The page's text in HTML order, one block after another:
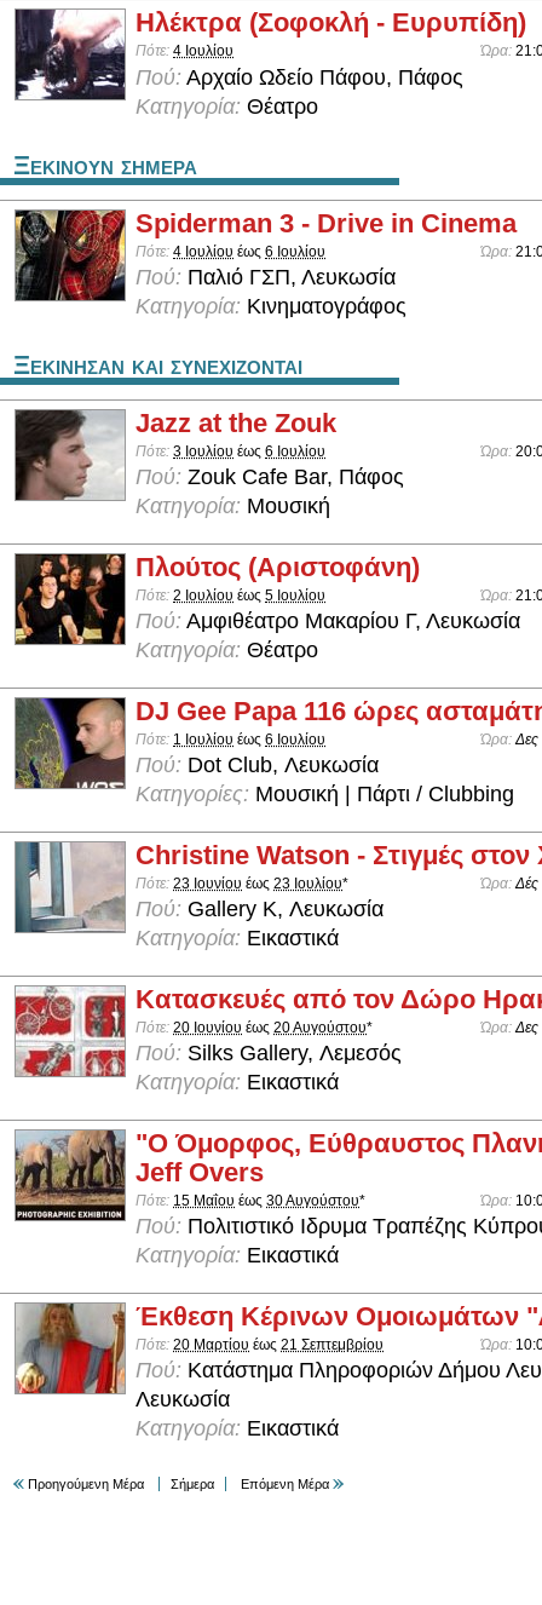
Ηλέκτρα (Σοφοκλή - Ευρυπίδη)
Πότε: 4 Ιουλίου Ώρα:
Πού: Αρχαίο Ωδείο Πάφου, Πάφος
Κατηγορία: Θέατρο
Ξεκινουν σημερα
Spiderman 3 - Drive in Cinema
Πότε: 4 Ιουλίου έως 6 Ιουλίου Ώρα:
Πού: Παλιό ΓΣΠ, Λευκωσία
Κατηγορία: Κινηματογράφος
Ξεκινησαν και συνεχιζονται
Jazz at the Zouk
Πότε: 3 Ιουλίου έως 6 Ιουλίου Ώρα:
Πού: Zouk Cafe Bar, Πάφος
Κατηγορία: Μουσική
Πλούτος (Αριστοφάνη)
Πότε: 2 Ιουλίου έως 5 Ιουλίου Ώρα:
Πού: Αμφιθέατρο Μακαρίου Γ, Λευκωσία
Κατηγορία: Θέατρο
DJ Gee Papa 116 ώρες
Πότε: 1 Ιουλίου έως 6 Ιουλίου Ώρα:Δες
Πού: Dot Club, Λευκωσία
Κατηγορίες: Μουσική | Πάρτι / Clubbing
Christine Watson - Στιγμές
Πότε: 23 Ιουνίου έως 23 Ιουλίου* Ώρα:Δές
Πού: Gallery K, Λευκωσία
Κατηγορία: Εικαστικά
Κατασκευές από τον Δώρο
Πότε: 20 Ιουνίου έως 20 Αυγούστου* Ώρα:Δες
Πού: Silks Gallery, Λεμεσός
Κατηγορία: Εικαστικά
"Ο Όμορφος, Εύθραυστος
Jeff Overs
Πότε: 15 Μαΐου έως 30 Αυγούστου* Ώρα:
Πού: Πολιτιστικό Ιδρυμα Τραπέζης
Κατηγορία: Εικαστικά
Έκθεση Κέρινων Ομοιωμάτων
Πότε: 20 Μαρτίου έως 21 Σεπτεμβρίου Ώρα:
Πού: Κατάστημα Πληροφοριών Δήμου
Λευκωσία
Κατηγορία: Εικαστικά
Προηγούμενη Μέρα Σήμερα Επόμενη Μέρα